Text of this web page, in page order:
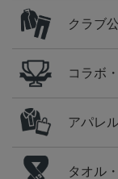
クラブ
コラボ
アパレ
タオル